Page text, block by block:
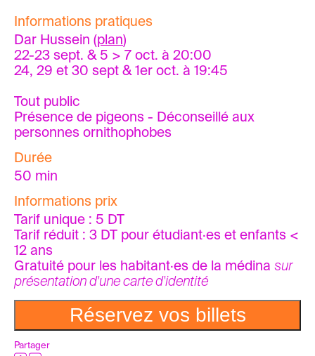
Informations pratiques
Dar Hussein (plan)
22-23 sept. & 5 > 7 oct. à 20:00
24, 29 et 30 sept & 1er oct. à 19:45
Tout public
Présence de pigeons - Déconseillé aux
personnes ornithophobes
Durée
50 min
Informations prix
Tarif unique : 5 DT
Tarif réduit : 3 DT pour étudiant·es et enfants <
12 ans
Gratuité pour les habitant·es de la médina sur
présentation d'une carte d'identité
Réservez vos billets
Partager